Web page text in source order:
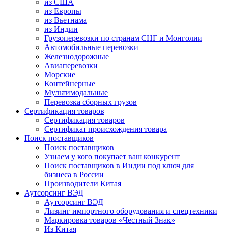
из США
из Европы
из Вьетнама
из Индии
Грузоперевозки по странам СНГ и Монголии
Автомобильные перевозки
Железнодорожные
Авиаперевозки
Морские
Контейнерные
Мультимодальные
Перевозка сборных грузов
Сертификация товаров
Сертификация товаров
Сертификат происхождения товара
Поиск поставщиков
Поиск поставщиков
Узнаем у кого покупает ваш конкурент
Поиск поставщиков в Индии под ключ для
бизнеса в России
Производители Китая
Аутсорсинг ВЭД
Аутсорсинг ВЭД
Лизинг импортного оборудования и спецтехники
Маркировка товаров «Честный Знак»
Из Китая